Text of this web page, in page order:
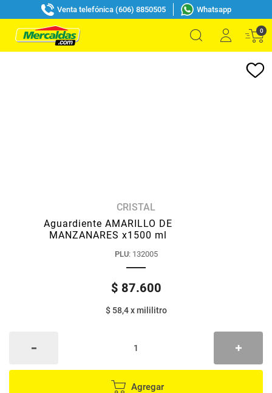
Venta telefónica (606) 8850505 Whatsapp
0
CRISTAL
Aguardiente AMARILLO DE
MANZANARES x1500 ml
PLU: 132005
$ 87.600
$ 58,4xmililitro
Agregar